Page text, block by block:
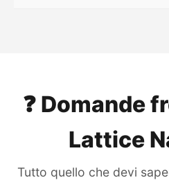
❓ Domande
Lattice
Tutto quello che devi